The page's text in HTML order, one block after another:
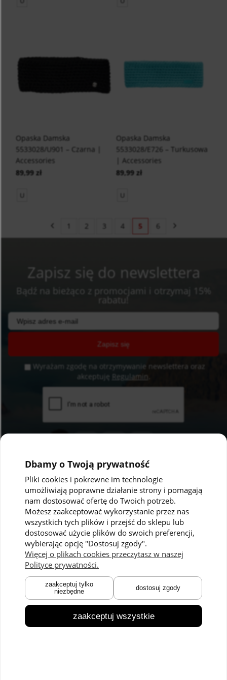
Opaska Damska
5533028/U901 – Czarna |
Accessories
89,99 zł
Opaska Damska
5533028/E726 – Turkusowa
| Accessories
89,99 zł
1 2 3 4 5 6
Zapisz się do newslettera
Bądź na bieżąco z promocjami i otrzymaj 15%
rabatu!
Zapisz się
Wyrażam zgodę na otrzymywanie newslettera oraz
akceptuję Regulamin
Pomoc
Polityka prywatności
Regulaminy
Kontakt
Moje konto
Twoje zamówienia
Ustawienia konta
Przechowalnia
Płatności i dostawa
Zwroty i reklamacje
O nas
O marce
Technologie
Blog
Dbamy o Twoją prywatność
Pliki cookies i pokrewne im technologie
umożliwiają poprawne działanie strony i pomagają
nam dostosować ofertę do Twoich potrzeb.
Możesz zaakceptować wykorzystanie przez nas
wszystkich tych plików i przejść do sklepu lub
dostosować użycie plików do swoich preferencji,
wybierając opcję "Dostosuj zgody".
Więcej o plikach cookies przeczytasz w naszej
Polityce prywatności.
zaakceptuj tylko
niezbędne
dostosuj zgody
zaakceptuj wszystkie